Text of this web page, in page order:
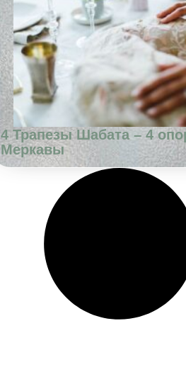
4 Трапезы Шабата – 4
Меркавы